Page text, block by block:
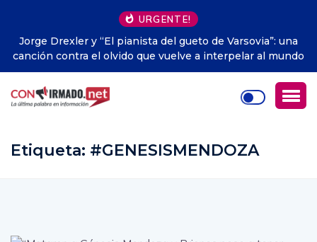
URGENTE!
una
mundo
La ‘Internet muerta’: el inquietante escenario
Red empieza a hacerse realidad
Etiqueta: #GENESISMENDOZA